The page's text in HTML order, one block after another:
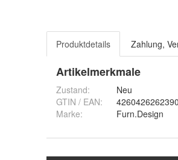
Produktdetails Zahlung,
Artikelmerkmale
Zustand:
Neu
GTIN / EAN:
4260426262390
Marke:
Furn.Design